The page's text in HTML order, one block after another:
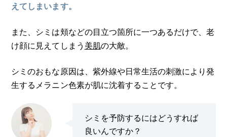
えてしまいます。
また、シミは頬などの目立つ箇所に一つあるだけで、老
け顔に見えてしまう 美肌の大敵。
シミのおもな原因は、紫外線や日常生活の刺激により発
生するメラニン色素が肌に沈着することです。
シミを予防するにはどうすれば
良いんですか？